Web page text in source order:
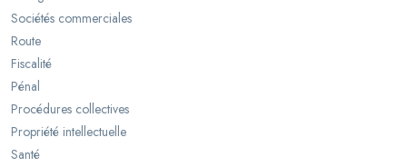
Sociétés commerciales
Route
Fiscalité
Pénal
Procédures collectives
Propriété intellectuelle
Santé